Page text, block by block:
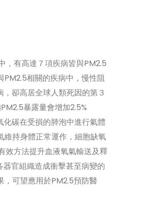
，有高達７項疾病皆與PM2.5
PM2.5相關的疾病中，慢性阻
卻高居全球人類死因的第３
暴露量會增加2.5%
碳在受損的肺泡中進行氣體
維持身體正常運作，細胞缺氧
效方法提升血液氧氣輸送及釋
官組織造成衝擊甚至病變的
可望應用於PM2.5預防醫